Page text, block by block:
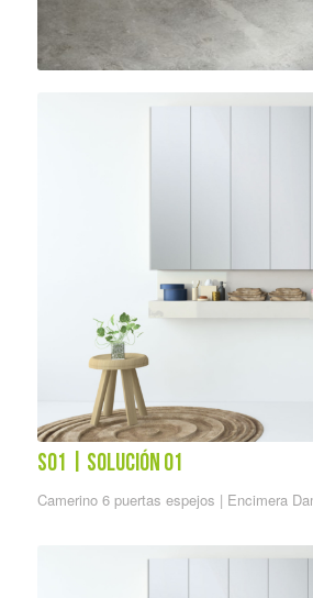
S01 | solución 01
Camerino 6 puertas espejos | Encimera